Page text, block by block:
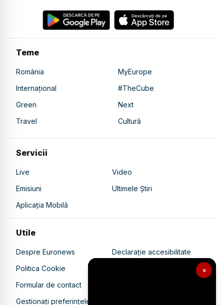
×
Teme
România
MyEurope
Internațional
#TheCube
Green
Next
Travel
Cultură
Servicii
Live
Video
Emisiuni
Ultimele Știri
Aplicația Mobilă
Utile
Despre Euronews
Declarație accesibilitate
Politica Cookie
Politica de confidențialitate
Formular de contact
Gestionați preferințele